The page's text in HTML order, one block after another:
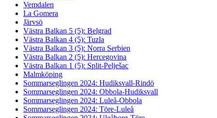
Vemdalen
La Gomera
Järvsö
Västra Balkan 5 (5): Belgrad
Västra Balkan 4 (5): Tuzla
Västra Balkan 3 (5): Norra Serbien
Västra Balkan 2 (5): Hercegovina
Västra Balkan 1 (5): Split-Pelješac
Malmköping
Sommarseglingen 2024: Hudiksvall-Rindö
Sommarseglingen 2024: Obbola-Hudiksvall
Sommarseglingen 2024: Luleå-Obbola
Sommarseglingen 2024: Töre-Luleå